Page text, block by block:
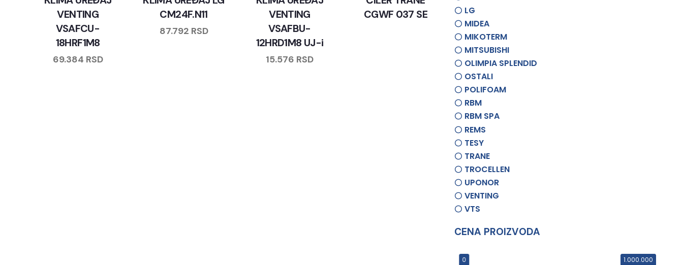
VENTING
VSAFCU-
18HRF1M8
69.384 RSD
CM24F.N11
87.792 RSD
VENTING
VSAFBU-
12HRD1M8 UJ-i
15.576 RSD
CGWF 037 SE
LG
MIDEA
MIKOTERM
MITSUBISHI
OLIMPIA SPLENDID
OSTALI
POLIFOAM
RBM
RBM SPA
REMS
TESY
TRANE
TROCELLEN
UPONOR
VENTING
VTS
CENA PROIZVODA
0 1.000.000